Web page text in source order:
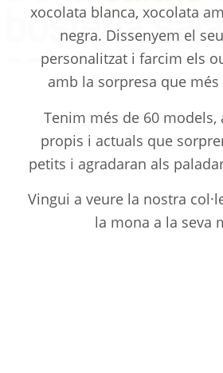
xocolata blanca, xocolata
negra. Dissenyem el
personalitzat i farcim els
amb la sorpresa que
Tenim més de 60 models,
propis i actuals que
petits i agradaran als
Vingui a veure la nostra
la mona a la seva